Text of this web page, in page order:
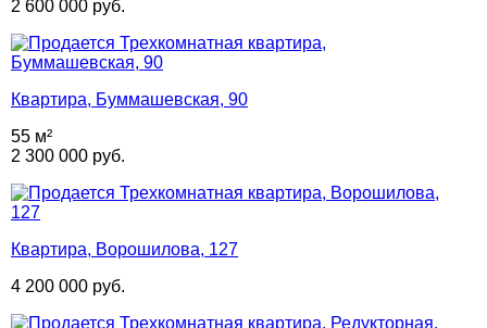
2 600 000 руб.
Квартира, Буммашевская, 90
55 м²
2 300 000 руб.
Квартира, Ворошилова, 127
4 200 000 руб.